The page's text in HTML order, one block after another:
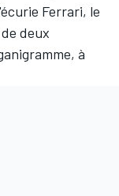
Ferrari, le
deux
à